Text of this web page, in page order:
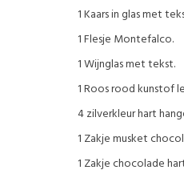
1 Kaars in glas met
1 Flesje Montefalco.
1 Wijnglas met tekst.
1 Roos rood kunstof
4 zilverkleur hart
1 Zakje musket
1 Zakje chocolade